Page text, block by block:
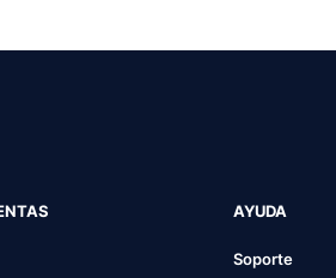
AYUDA
Soporte